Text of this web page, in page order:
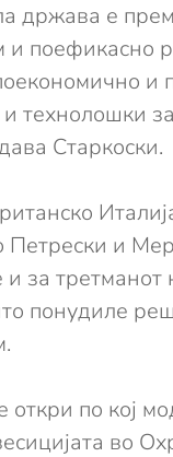
држава е
и поефикасно
и
технолошки
Старкоски.
Петрески и
и за третманот
понудиле
откри по кој
во